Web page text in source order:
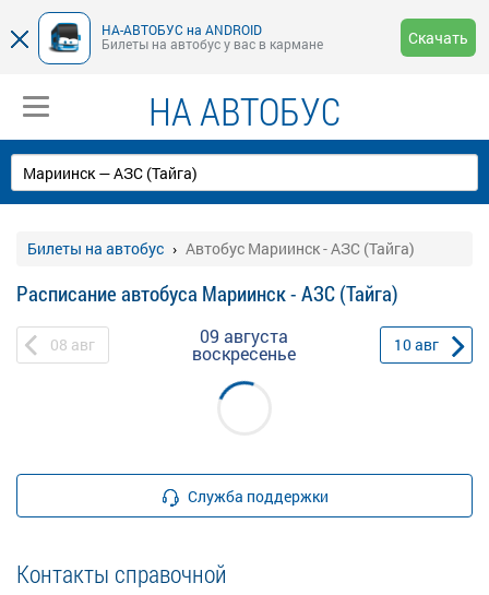
НА-АВТОБУС на ANDROID
Билеты на автобус у вас в кармане
Скачать
НА АВТОБУС
Билеты на автобус Автобус Мариинск - АЗС (Тайга)
Расписание автобуса Мариинск - АЗС (Тайга)
08 авг 09 августа
воскресенье 10авг
Служба поддержки
Контакты справочной